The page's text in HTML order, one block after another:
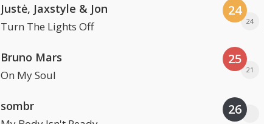
Justė, Jaxstyle & Jon
Turn The Lights Off
Bruno Mars
On My Soul
sombr
24
24
25
21
26